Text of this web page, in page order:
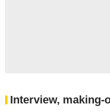
Interview, making-